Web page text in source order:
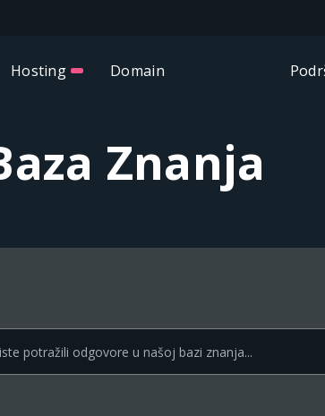
Hosting Domain
Znanja